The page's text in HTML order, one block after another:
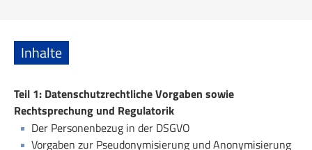
Inhalte
Teil 1: Datenschutzrechtliche Vorgaben sowie
Rechtsprechung und Regulatorik
Der Personenbezug in der DSGVO
Vorgaben zur Pseudonymisierung und Anonymisierung